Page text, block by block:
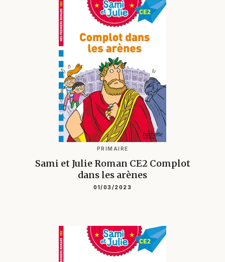
PRIMAIRE
Sami et Julie Roman CE2 Complot
dans les arènes
01/03/2023